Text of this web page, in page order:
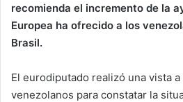
recomienda el incremento de la
Europea ha ofrecido a los
Brasil.
El eurodiputado realizó una vista
venezolanos para constatar la